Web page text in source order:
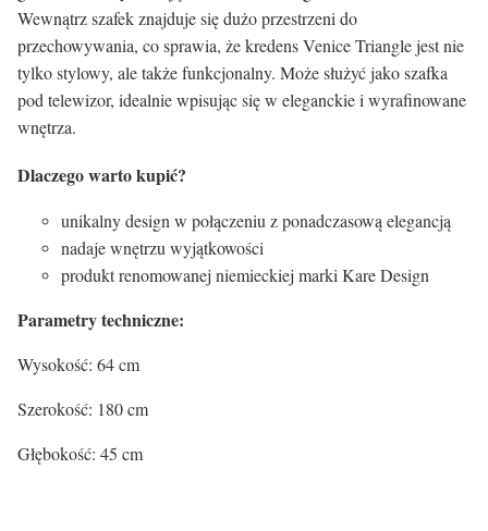
Wewnątrz szafek znajduje się dużo przestrzeni do
przechowywania, co sprawia, że kredens Venice Triangle jest nie
tylko stylowy, ale także funkcjonalny. Może służyć jako szafka
pod telewizor, idealnie wpisując się w eleganckie i wyrafinowane
wnętrza.
Dlaczego warto kupić?
unikalny design w połączeniu z ponadczasową elegancją
nadaje wnętrzu wyjątkowości
produkt renomowanej niemieckiej marki Kare Design
Parametry techniczne:
Wysokość: 64 cm
Szerokość: 180 cm
Głębokość: 45 cm